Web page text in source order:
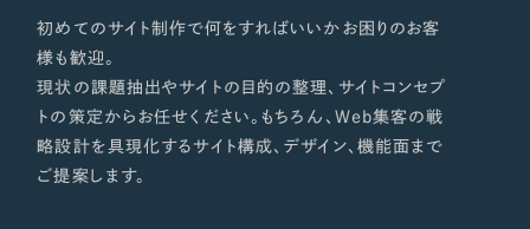
初めてのサイト制作で何をすればいいかお困りのお客
様も歓迎。
現状の課題抽出やサイトの目的の整理、サイトコンセプ
トの策定からお任せください。もちろん、Web集客の戦
略設計を具現化するサイト構成、デザイン、機能面まで
ご提案します。